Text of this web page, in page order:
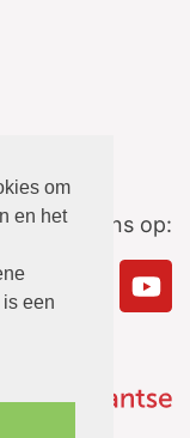
om
en het
een
Volg ons op: